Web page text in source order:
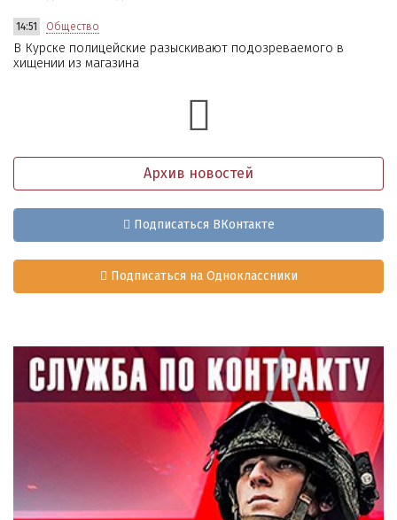
14:51 Общество
В Курске полицейские разыскивают подозреваемого в
хищении из магазина
Архив новостей
Подписаться ВКонтакте
Подписаться на Одноклассники